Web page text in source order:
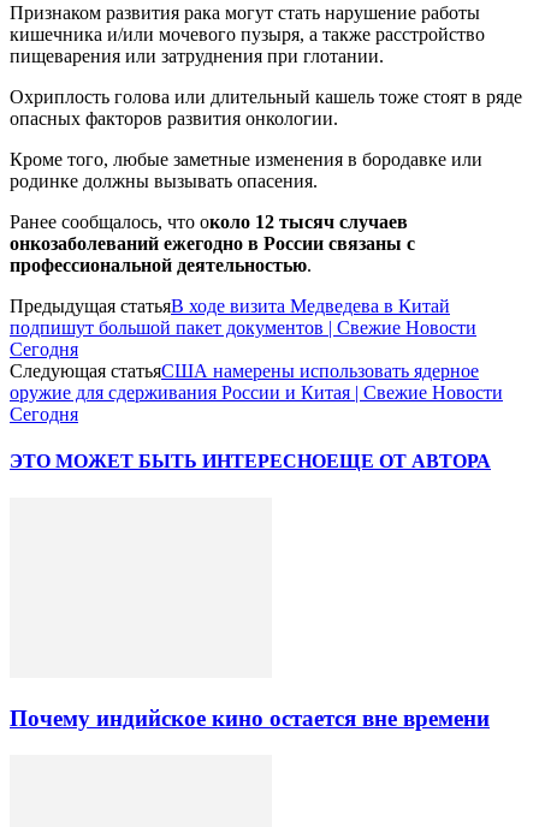
Признаком развития рака могут стать нарушение работы
кишечника и/или мочевого пузыря, а также расстройство
пищеварения или затруднения при глотании.
Охриплость голова или длительный кашель тоже стоят в ряде
опасных факторов развития онкологии.
Кроме того, любые заметные изменения в бородавке или
родинке должны вызывать опасения.
Ранее сообщалось, что около 12 тысяч случаев
онкозаболеваний ежегодно в России связаны с
профессиональной деятельностью.
Предыдущая статьяВ ходе визита Медведева в Китай
подпишут большой пакет документов | Свежие Новости
Сегодня
Следующая статьяСША намерены использовать ядерное
оружие для сдерживания России и Китая | Свежие Новости
Сегодня
ЭТО МОЖЕТ БЫТЬ ИНТЕРЕСНОЕЩЕ ОТ АВТОРА
Почему индийское кино остается вне времени